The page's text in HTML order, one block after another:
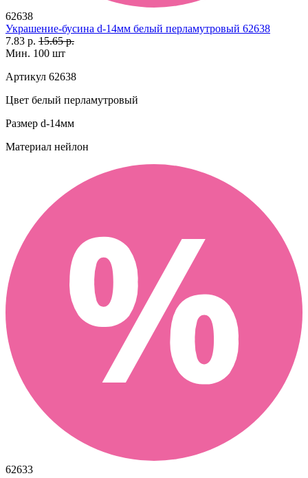
62638
Украшение-бусина d-14мм белый перламутровый 62638
7.83 р. 15.65 р.
Мин. 100 шт
Артикул 62638
Цвет белый перламутровый
Размер d-14мм
Материал нейлон
62633